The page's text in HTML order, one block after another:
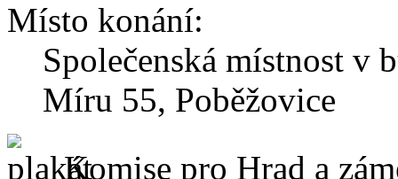
Místo konání:
Společenská místnost v
Míru 55, Poběžovice
Komise pro Hrad a